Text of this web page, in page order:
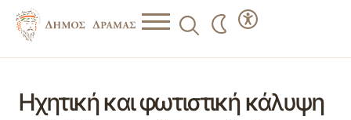
Ηχητική και φωτιστική κάλυψη